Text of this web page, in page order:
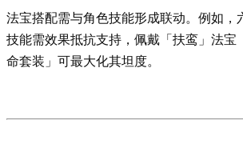
法宝搭配需与角色技能形成联动。例如
技能需效果抵抗支持，佩戴「扶鸾」法
命套装」可最大化其坦度。